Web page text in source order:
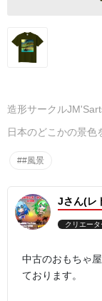
造形サークル
日本のどこかの景色
##風景
Jさん(レ
クリエータ
中古のおもちゃ
ております。